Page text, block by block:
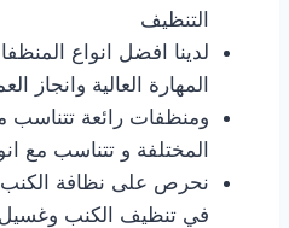
التنظيف
لدينا افضل انواع
المهارة العالية وانجاز
ومنظفات رائعة تتناسب
المختلفة و تتناسب مع
نحرص على نظافة الكنب
في تنظيف الكنب